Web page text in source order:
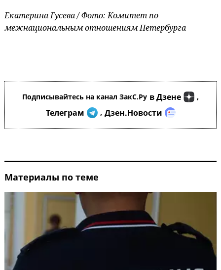
Екатерина Гусева / Фото: Комитет по
межнациональным отношениям Петербурга
Подписывайтесь на канал ЗакС.Ру в Дзене ,
Телеграм , Дзен.Новости
Материалы по теме